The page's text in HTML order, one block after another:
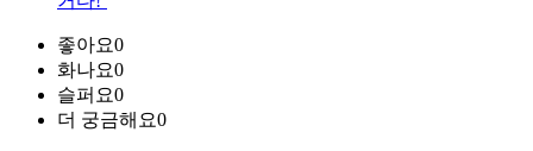
좋아요0
화나요0
슬퍼요0
더 궁금해요0